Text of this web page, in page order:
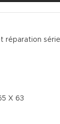
réparation série
X 63